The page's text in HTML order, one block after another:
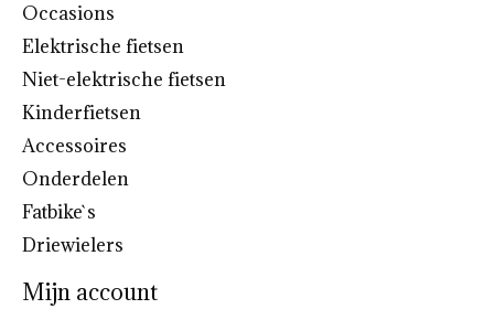
Occasions
Elektrische fietsen
Niet-elektrische fietsen
Kinderfietsen
Accessoires
Onderdelen
Fatbike`s
Driewielers
Mijn account